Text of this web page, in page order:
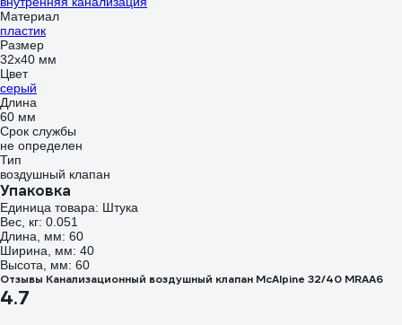
Материал
пластик
Размер
32х40 мм
Цвет
серый
Длина
60 мм
Срок службы
не определен
Тип
воздушный клапан
Упаковка
Единица товара: Штука
Вес, кг: 0.051
Длина, мм: 60
Ширина, мм: 40
Высота, мм: 60
Отзывы Канализационный воздушный клапан McAlpine 32/40 MRAA6
4.7